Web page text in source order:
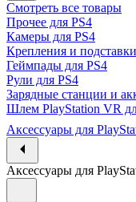
Смотреть все товары
Прочее для PS4
Камеры для PS4
Крепления и
Геймпады для PS4
Рули для PS4
Зарядные станции и
Шлем PlayStation VR
Аксессуары для
Аксессуары для